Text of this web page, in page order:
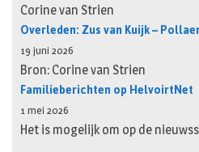
Corine van Strien
Overleden: Zus van Kuijk –
19 juni 2026
Bron: Corine van Strien
Familieberichten op HelvoirtNet
1 mei 2026
Het is mogelijk om op de